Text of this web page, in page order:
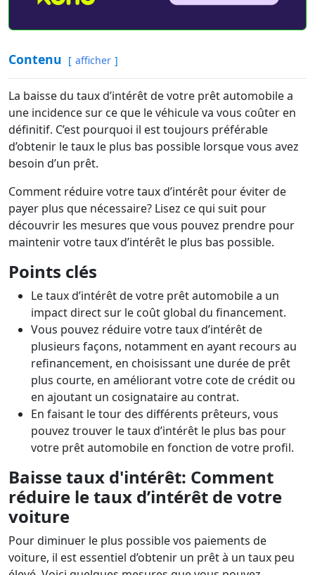
Contenu afficher
La baisse du taux d’intérêt de votre prêt automobile a
une incidence sur ce que le véhicule va vous coûter en
définitif. C’est pourquoi il est toujours préférable
d’obtenir le taux le plus bas possible lorsque vous avez
besoin d’un prêt.
Comment réduire votre taux d’intérêt pour éviter de
payer plus que nécessaire? Lisez ce qui suit pour
découvrir les mesures que vous pouvez prendre pour
maintenir votre taux d’intérêt le plus bas possible.
Points clés
Le taux d’intérêt de votre prêt automobile a un
impact direct sur le coût global du financement.
Vous pouvez réduire votre taux d’intérêt de
plusieurs façons, notamment en ayant recours au
refinancement, en choisissant une durée de prêt
plus courte, en améliorant votre cote de crédit ou
en ajoutant un cosignataire au contrat.
En faisant le tour des différents prêteurs, vous
pouvez trouver le taux d’intérêt le plus bas pour
votre prêt automobile en fonction de votre profil.
Baisse taux d'intérêt: Comment
réduire le taux d’intérêt de votre
voiture
Pour diminuer le plus possible vos paiements de
voiture, il est essentiel d’obtenir un prêt à un taux peu